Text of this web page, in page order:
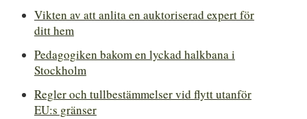
Vikten av att anlita en auktoriserad expert för
ditt hem
Pedagogiken bakom en lyckad halkbana i
Stockholm
Regler och tullbestämmelser vid flytt utanför
EU:s gränser